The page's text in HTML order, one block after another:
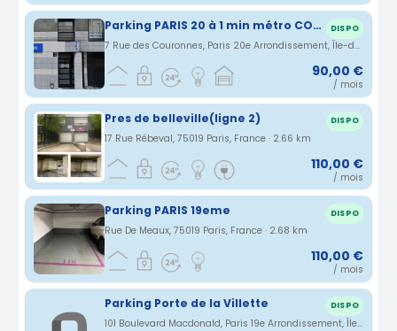
Parking PARIS 20 à 1 min métro COURONNES DISPO
7 Rue des Couronnes, Paris 20e Arrondissement, Île-de-France, France · 2.66 km
90,00 €
/ mois
Pres de belleville(ligne 2) DISPO
17 Rue Rébeval, 75019 Paris, France · 2.66 km
110,00 €
/ mois
Parking PARIS 19eme DISPO
Rue De Meaux, 75019 Paris, France · 2.68 km
110,00 €
/ mois
Parking Porte de la Villette DISPO
101 Boulevard Macdonald, Paris 19e Arrondissement, Île-de-France, France · 2.69 km